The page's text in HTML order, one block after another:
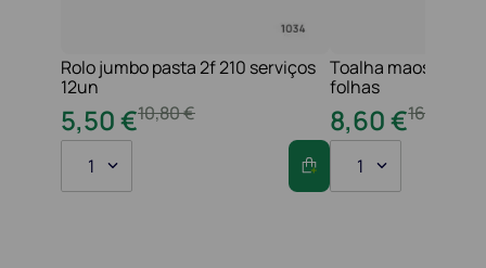
Rolo jumbo pasta 2f 210 serviços
12un
10,80€
5,50€
1
Toalha maos 2f
folhas
16
8,60€
1